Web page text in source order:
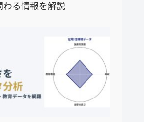
わる情報を解説